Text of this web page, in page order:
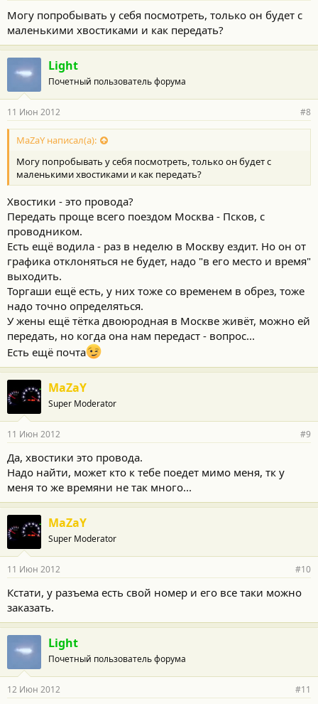
Могу попробывать у себя посмотреть, только он будет с
маленькими хвостиками и как передать?
Light
Почетный пользователь форума
11 Июн 2012 #8
MaZaY написал(а):
Могу попробывать у себя посмотреть, только он будет с
маленькими хвостиками и как передать?
Хвостики - это провода?
Передать проще всего поездом Москва - Псков, с
проводником.
Есть ещё водила - раз в неделю в Москву ездит. Но он от
графика отклоняться не будет, надо "в его место и время"
выходить.
Торгаши ещё есть, у них тоже со временем в обрез, тоже
надо точно определяться.
У жены ещё тётка двоюродная в Москве живёт, можно ей
передать, но когда она нам передаст - вопрос...
Есть ещё почта
MaZaY
Super Moderator
11 Июн 2012 #9
Да, хвостики это провода.
Надо найти, может кто к тебе поедет мимо меня, тк у
меня то же времяни не так много...
MaZaY
Super Moderator
11 Июн 2012 #10
Кстати, у разъема есть свой номер и его все таки можно
заказать.
Light
Почетный пользователь форума
12 Июн 2012 #11